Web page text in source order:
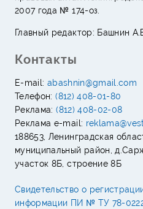
2007 года № 174-оз.
Главный редактор: Башнин
Контакты
E-mail: abashnin@gmail.com
Телефон:(812) 408-01-80
Реклама:(812) 408-02-08
Реклама e-mail:
188653, Ленинградская
муниципальный район,
участок 8Б, строение 8Б
Свидетельство о
информации ПИ № ТУ 78-